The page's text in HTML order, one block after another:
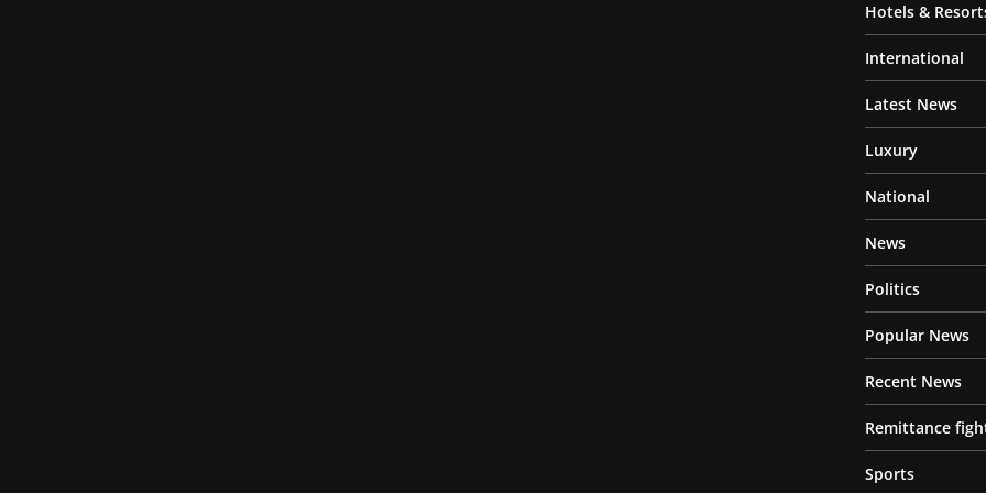
Hotels &
International
Latest News
Luxury
National
News
Politics
Popular News
Recent News
Remittance
Sports